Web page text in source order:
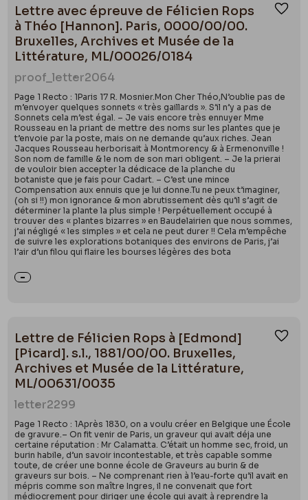
Lettre avec épreuve de Félicien Rops
à Théo [Hannon]. Paris, 0000/00/00.
Bruxelles, Archives et Musée de la
Littérature, ML/00026/0184
proof_letter2064
Page 1 Recto : 1Paris 17 R. Mosnier.Mon Cher Théo,N’oublie pas de
m’envoyer quelques sonnets « très gaillards ». S’il n’y a pas de
Sonnets cela m’est égal. – Je vais encore très ennuyer Mme
Rousseau en la priant de mettre des noms sur les plantes que je
t’envoie par la poste, mais on ne demande qu’aux riches. Jean
Jacques Rousseau herborisait à Montmorency & à Ermenonville !
Son nom de famille & le nom de son mari obligent. – Je la prierai
de vouloir bien accepter la dédicace de la planche du
botaniste que je fais pour Cadart. – C’est une mince
Compensation aux ennuis que je lui donne.Tu ne peux t’imaginer,
(oh si !!) mon ignorance & mon abrutissement dès qu’il s’agit de
déterminer la plante la plus simple ! Perpétuellement occupé à
trouver des « plantes bizarres » en Baudelairien que nous sommes,
j’ai négligé « les simples » et cela ne peut durer !! Cela m’empêche
de suivre les explorations botaniques des environs de Paris, j’ai
l’air d’un filou qui flaire les bourses légères des bota
Lettre de Félicien Rops à [Edmond]
[Picard]. s.l., 1881/00/00. Bruxelles,
Archives et Musée de la Littérature,
ML/00631/0035
letter2299
Page 1 Recto : 1Après 1830, on a voulu créer en Belgique une École
de gravure.– On fit venir de Paris, un graveur qui avait déja une
certaine réputation : Mr Calamatta. C’était un homme sec, froid, un
burin habile, d’un savoir incontestable, et très capable somme
toute, de créer une bonne école de Graveurs au burin & de
graveurs sur bois. – Ne comprenant rien à l’eau-forte qu’il avait en
mépris comme son maître Ingres, il ne convenait que fort
médiocrement pour diriger une école qui avait à reprendre la